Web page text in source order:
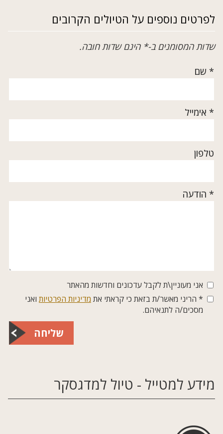
לפרטים נוספים על הטיולים הקרובים
שדות המסומנים ב-* הינם שדות חובה.
* שם
* אימייל
טלפון
* הודעה
אני מעוניין\ת לקבל עדכונים וחדשות מהאתר
* הריני מאשר/ת בזאת כי קראתי את מדיניות הפרטיות ואני
מסכים/ה לתנאיהם.
שליחה
מידע למטייל - טיול למדגסקר